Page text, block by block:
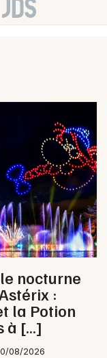
nocturne
:
la Potion
à […]
08/2026